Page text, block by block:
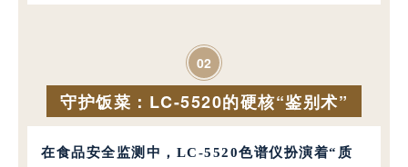
02
守护饭菜：LC-5520的硬核“鉴别术”
在食品安全监测中， LC-5520色谱仪扮演着“质